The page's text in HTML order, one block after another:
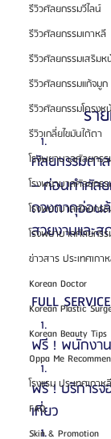
รีวิวศัลยกรรมวีไลน์
รีวิวศัลยกรรมเกาหลี
รีวิวศัลยกรรมเสริม
รีวิวศัลยกรรมแก้จมูก
รีวิวศัลยกรรมโครงห
รีวิวเกลี่ยไขมันใต้ตา
โรงพยาบาลศัลยกรร
โรงพยาบาลศัลยกรร
โรงพยาบาลศัลยกร
โรงพยาบาลศัลยกรร
ข่าวสาร ประเทศเกา
Korean Doctor
Korean Plastic
Korean Beauty Tips
Oppa Me
โรงแรม ประเทศเกาห
FAQ
Skin & Promotion
รายกา
ศัลยกรรมตา
– ก่อนทำศัลย
ดวงตาดุอ่อน
สวยงามและส
FULL SERVICE
ฟรี ! พนักงา
ฟรี ! บริการจ
เที่ยว